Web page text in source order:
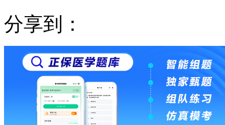
分享到：